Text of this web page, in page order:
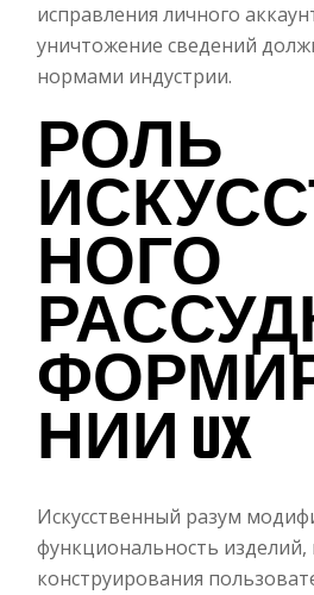
исправления личного
уничтожение сведений
нормами индустрии.
РОЛЬ
НОГО
НИИ UX
Искусственный разум
функциональность изделий,
конструирования